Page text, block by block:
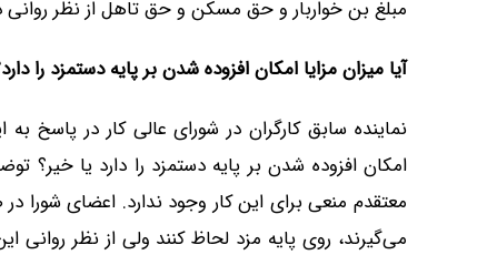
مبلغ بن خواربار و حق مسکن و حق تاهل از نظر روانی
آیا میزان مزایا امکان افزوده شدن بر پایه دستمزد را
نماینده سابق کارگران در شورای عالی کار در پاسخ
امکان افزوده شدن بر پایه دستمزد را دارد یا خیر؟
معتقدم منعی برای این کار وجود ندارد. اعضای شورا
می‌گیرند، روی پایه مزد لحاظ کنند ولی از نظر